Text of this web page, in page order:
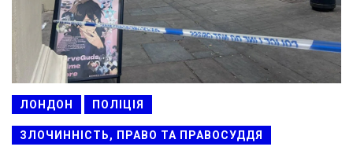
ЛОНДОН ПОЛІЦІЯ
ЗЛОЧИННІСТЬ, ПРАВО ТА ПРАВОСУДДЯ